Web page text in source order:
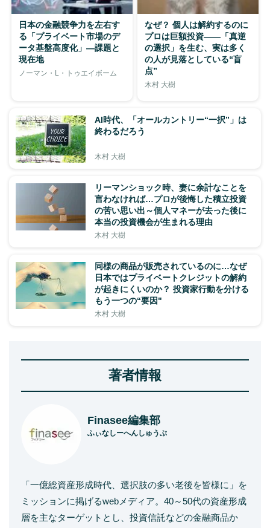
日本の金融競争力を左右す
る「プライベート市場のデ
ータ基盤高度化」―課題と
現在地
ノーマン・L・トゥエイボーム
なぜ？ 個人は解約するのに
プロは巨額投資――「真逆
の選択」を生む、実は多く
の人が見落としている“盲
点”
木村 大樹
AI時代、「オールカントリー“一択”」は
終わるだろう
木村 大樹
リーマンショック時、妻に余計なことを
言わなければ…プロが後悔した積立投資
の苦い思い出～個人マネーが去った後に
本当の投資機会が生まれる理由
木村 大樹
同様の商品が販売されているのに…なぜ
日本ではプライベートクレジットの解約
が起きにくいのか？ 投資家行動を分ける
もう一つの“要因"
木村 大樹
著者情報
Finasee編集部
ふぃなしーへんしゅうぶ
「一億総資産形成時代、選択肢の多い老後を皆様に」を
ミッションに掲げるwebメディア。40～50代の資産形成
層を主なターゲットとし、投資信託などの金融商品か